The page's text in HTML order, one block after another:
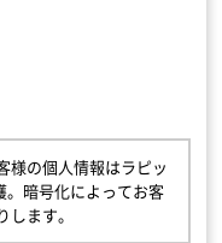
様の個人情報はラピッ
。暗号化によってお客
ます。